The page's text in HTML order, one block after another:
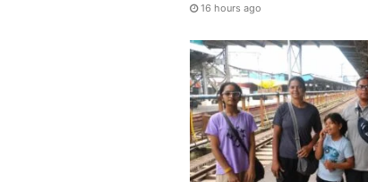
16 hours ago